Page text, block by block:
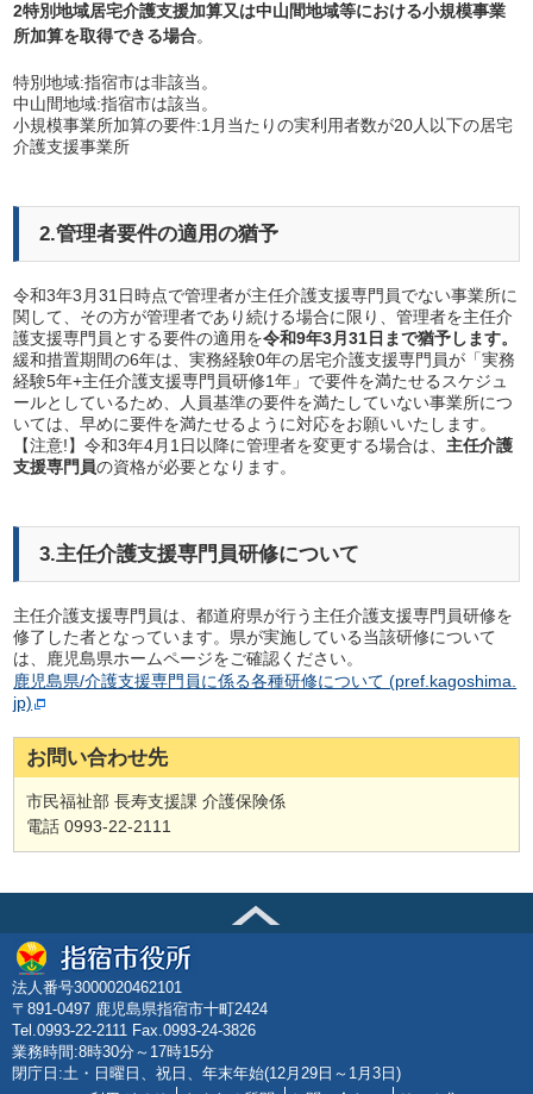
2特別地域居宅介護支援加算又は中山間地域等における小規模事業
所加算を取得できる場合。
特別地域:指宿市は非該当。
中山間地域:指宿市は該当。
小規模事業所加算の要件:1月当たりの実利用者数が20人以下の居宅
介護支援事業所
2.管理者要件の適用の猶予
令和3年3月31日時点で管理者が主任介護支援専門員でない事業所に
関して、その方が管理者であり続ける場合に限り、管理者を主任介
護支援専門員とする要件の適用を令和9年3月31日まで猶予します。
緩和措置期間の6年は、実務経験0年の居宅介護支援専門員が「実務
経験5年+主任介護支援専門員研修1年」で要件を満たせるスケジュ
ールとしているため、人員基準の要件を満たしていない事業所につ
いては、早めに要件を満たせるように対応をお願いいたします。
【注意!】令和3年4月1日以降に管理者を変更する場合は、 主任介護
支援専門員の資格が必要となります。
3.主任介護支援専門員研修について
主任介護支援専門員は、都道府県が行う主任介護支援専門員研修を
修了した者となっています。県が実施している当該研修について
は、鹿児島県ホームページをご確認ください。
鹿児島県/介護支援専門員に係る各種研修について (pref.kagoshima.
jp)
お問い合わせ先
市民福祉部 長寿支援課 介護保険係
電話 0993-22-2111
法人番号3000020462101
〒891-0497 鹿児島県指宿市十町2424
Tel.0993-22-2111 Fax.0993-24-3826
業務時間:8時30分～17時15分
閉庁日:土・日曜日、祝日、年末年始(12月29日～1月3日)